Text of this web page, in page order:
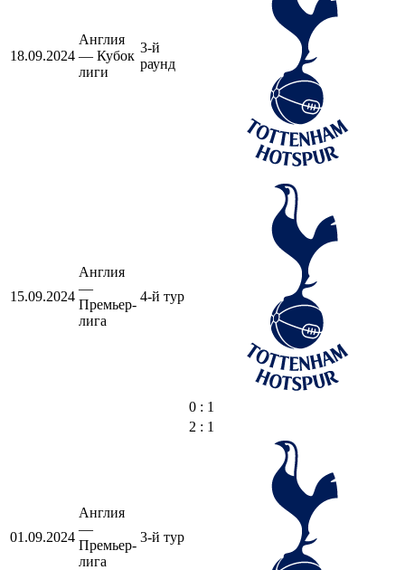
18.09.2024
Англия
— Кубок
лиги
3-й
раунд
15.09.2024
Англия
—
Премьер-
лига
4-й тур
0 : 1
01.09.2024
Англия
—
Премьер-
лига
3-й тур
2 : 1